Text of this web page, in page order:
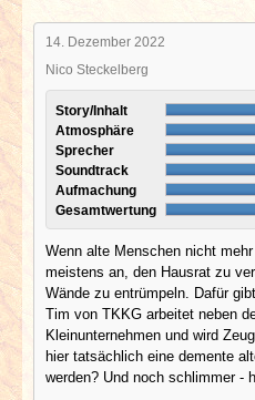
14. Dezember 2022
Nico Steckelberg
Story/Inhalt
Atmosphäre
Sprecher
Soundtrack
Aufmachung
Gesamtwertung
Wenn alte Menschen nicht
meistens an, den Hausrat zu
Wände zu entrümpeln. Dafür
Tim von TKKG arbeitet neben
Kleinunternehmen und wird
hier tatsächlich eine demente
werden? Und noch schlimmer -